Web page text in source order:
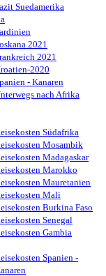
Suedamerika
2021
2021
2020
- Kanaren
nach Afrika
Südafrika
Mosambik
Madagaskar
Marokko
Mauretanien
Mali
Burkina Faso
Senegal
Gambia
Spanien -